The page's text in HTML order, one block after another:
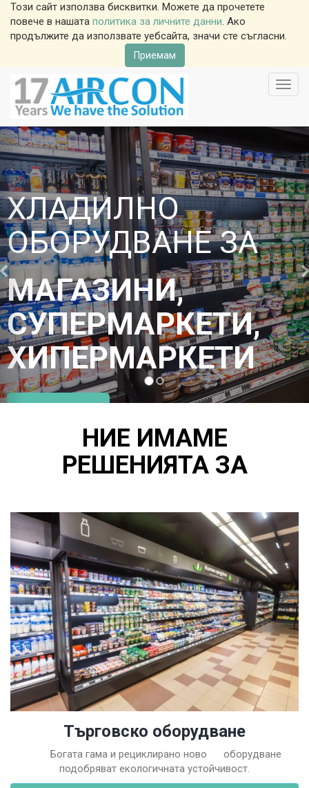
Този сайт използва бисквитки. Можете да прочетете
повече в нашата политика за личните данни. Ако
продължите да използвате уебсайта, значи сте съгласни.
Приемам
ХЛАДИЛНО
ОБОРУДВАНЕ ЗА
МАГАЗИНИ,
СУПЕРМАРКЕТИ,
ХИПЕРМАРКЕТИ
НИЕ ИМАМЕ
РЕШЕНИЯТА ЗА
Търговско оборудване
Богата гама и рециклирано ново оборудване
подобряват екологичната устойчивост.